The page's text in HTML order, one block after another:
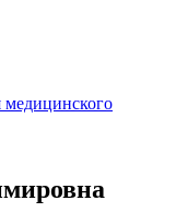
медицинского